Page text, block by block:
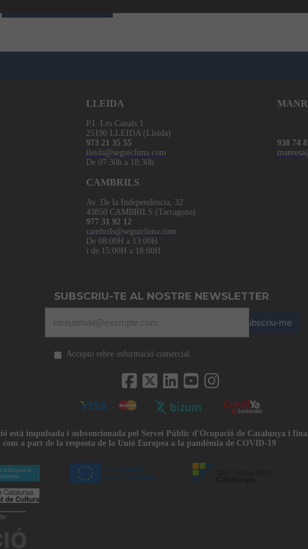
LLEIDA
P.I. Les Canals 1
25190 LLEIDA (Lleida)
973 21 35 55
lleida@seguiclima.com
De 07:30h a 18:30h
938 74
CAMBRILS
Av. De la Independència, 32
43850 CAMBRILS (Tarragona)
977 31 92 12
cambrils@seguiclima.com
De 08:00H a 13:00H
i de 15:00H a 18:00H
SUBSCRIU-TE AL NOSTRE NEWSLETTER
Subscriu-me
Accepto rebre informació comercial
està impulsada i subvencionada pel Servei Públic d'Ocupació de Catalunya i
com a part de la resposta de la Unió Europea a la pandèmia de COVID-19